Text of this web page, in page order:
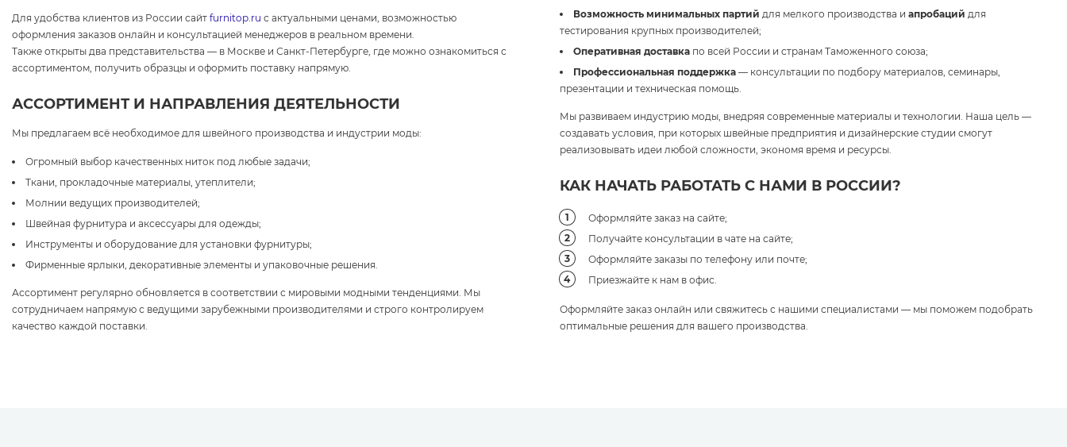
Для удобства клиентов из России сайт furnitop.ru с актуальными ценами, возможностью
оформления заказов онлайн и консультацией менеджеров в реальном времени.
Также открыты два представительства — в Москве и Санкт-Петербурге, где можно ознакомиться с
ассортиментом, получить образцы и оформить поставку напрямую.
АССОРТИМЕНТ И НАПРАВЛЕНИЯ ДЕЯТЕЛЬНОСТИ
Мы предлагаем всё необходимое для швейного производства и индустрии моды:
Огромный выбор качественных ниток под любые задачи;
Ткани, прокладочные материалы, утеплители;
Молнии ведущих производителей;
Швейная фурнитура и аксессуары для одежды;
Инструменты и оборудование для установки фурнитуры;
Фирменные ярлыки, декоративные элементы и упаковочные решения.
Ассортимент регулярно обновляется в соответствии с мировыми модными тенденциями. Мы
сотрудничаем напрямую с ведущими зарубежными производителями и строго контролируем
качество каждой поставки.
Возможность минимальных партий для мелкого производства и апробаций для
тестирования крупных производителей;
Оперативная доставкапо всей России и странам Таможенного союза;
Профессиональная поддержка— консультации по подбору материалов, семинары,
презентации и техническая помощь.
Мы развиваем индустрию моды, внедряя современные материалы и технологии. Наша цель —
создавать условия, при которых швейные предприятия и дизайнерские студии смогут
реализовывать идеи любой сложности, экономя время и ресурсы.
КАК НАЧАТЬ РАБОТАТЬ С НАМИ В РОССИИ?
Оформляйте заказ на сайте;
Получайте консультации в чате на сайте;
Оформляйте заказы по телефону или почте;
Приезжайте к нам в офис.
Оформляйте заказ онлайн или свяжитесь с нашими специалистами — мы поможем подобрать
оптимальные решения для вашего производства.